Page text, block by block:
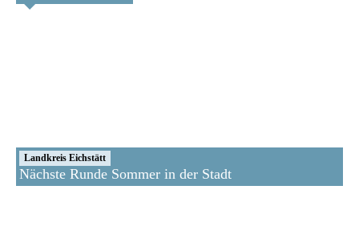
Landkreis Eichstätt
Nächste Runde Sommer in der Stadt